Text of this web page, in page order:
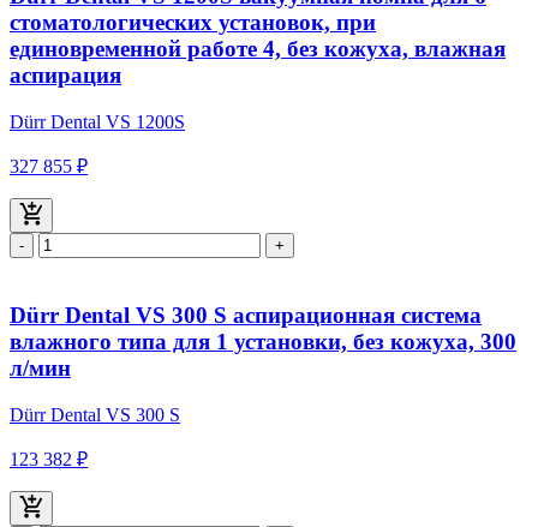
стоматологических установок, при
единовременной работе 4, без кожуха, влажная
аспирация
Dürr Dental VS 1200S
327 855 ₽
- +
Dürr Dental VS 300 S аспирационная система
влажного типа для 1 установки, без кожуха, 300
л/мин
Dürr Dental VS 300 S
123 382 ₽